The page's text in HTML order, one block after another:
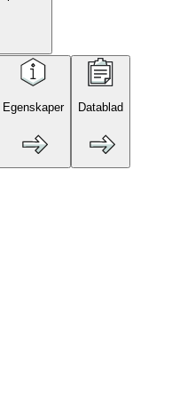
Egenskaper Datablad